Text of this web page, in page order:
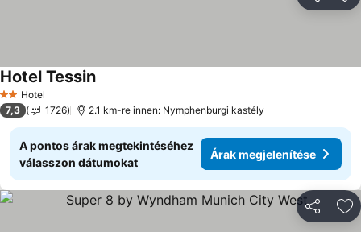
2 Kategória
Hotel
Hotel TessinÁrak megjelenítése
7,3 1726 2.1 km-re innen: Nymphenburgi kastély
A pontos árak megtekintéséhez
válasszon dátumokat
Árak megjelenítése